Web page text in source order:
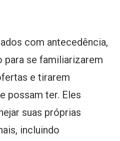
com antecedência,
para se familiarizarem
e tirarem
possam ter. Eles
suas próprias
incluindo